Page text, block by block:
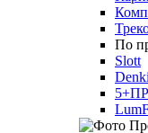
По
Slott